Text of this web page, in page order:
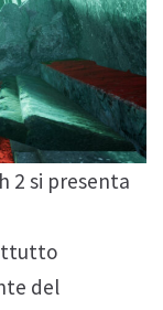
2 si presenta
del